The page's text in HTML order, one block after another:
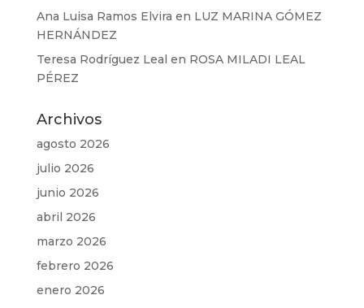
Ana Luisa Ramos Elvira en LUZ MARINA GÓMEZ
HERNÁNDEZ
Teresa Rodríguez Leal en ROSA MILADI LEAL
PÉREZ
Archivos
agosto 2026
julio 2026
junio 2026
abril 2026
marzo 2026
febrero 2026
enero 2026